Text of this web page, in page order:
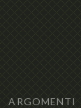
ARGOMENTI